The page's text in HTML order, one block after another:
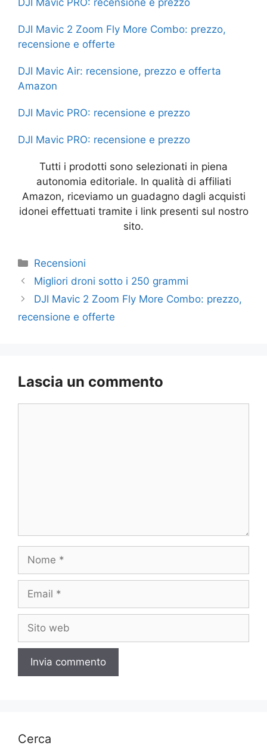
b
o
k
A
p
e
n
er
e
a
m
DJI Mavic PRO: recensione e prezzo
DJI Mavic 2 Zoom Fly More Combo: prezzo,
recensione e offerte
DJI Mavic Air: recensione, prezzo e offerta
Amazon
DJI Mavic PRO: recensione e prezzo
DJI Mavic PRO: recensione e prezzo
Tutti i prodotti sono selezionati in piena
autonomia editoriale. In qualità di affiliati
Amazon, riceviamo un guadagno dagli acquisti
idonei effettuati tramite i link presenti sul nostro
sito.
Categorie
Recensioni
Migliori droni sotto i 250 grammi
DJI Mavic 2 Zoom Fly More Combo: prezzo,
recensione e offerte
Lascia un commento
Nome
Email
Sito
web
Cerca